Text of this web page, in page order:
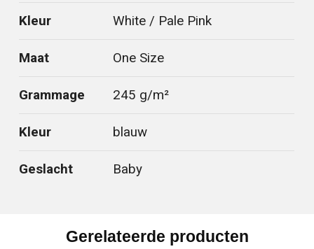
Kleur White / Pale Pink
Maat One Size
Grammage 245 g/m²
Kleur blauw
Geslacht Baby
Gerelateerde producten